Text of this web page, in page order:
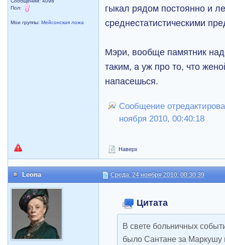
Пол:
Мои группы:Мейсонская ложа
гыкал рядом постоянно и
среднестатистическими
Мэри, вообще памятник
таким, а уж про то, что
напасешься.
Сообщение
ноября 2010, 00:40:18
Наверх
Leona Среда, 24 ноября 2010, 00:30:39
Цитата
В свете больничных
было Сантане за Mаркушу